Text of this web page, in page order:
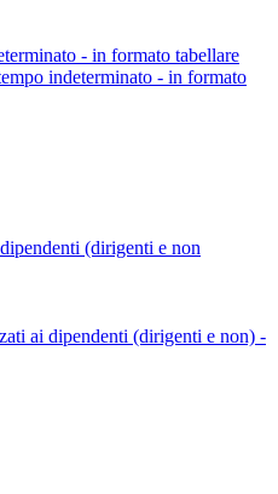
- in formato tabellare
indeterminato - in formato
(dirigenti e non
ai dipendenti (dirigenti e non) -